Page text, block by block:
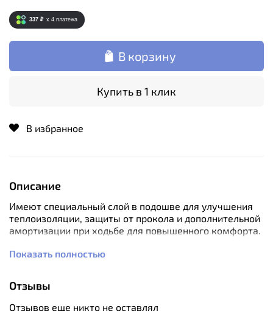
337 ₽ x 4 платежа
В корзину
Купить в 1 клик
В избранное
Описание
Имеют специальный слой в подошве для улучшения
теплоизоляции, защиты от прокола и дополнительной
амортизации при ходьбе для повышенного комфорта.
Характеристики:
Материал подошвы: ПВХ.
Материал верха: ПВХ.
Показать полностью
Отзывы
Отзывов еще никто не оставлял